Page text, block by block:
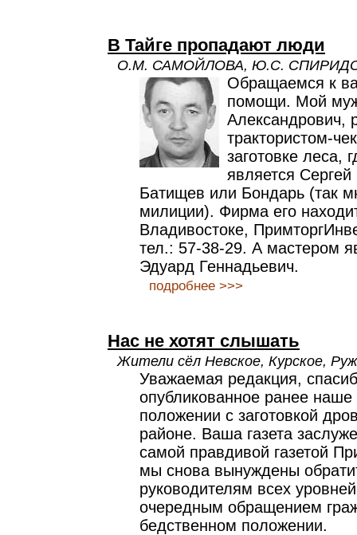
В Тайге пропадают люди
О.М. САМОЙЛОВА, Ю.С.
Обращаемся к
помощи. Мой
Александрович,
трактористом-
заготовке леса,
является
Батищев или Бондарь (так
милиции). Фирма его
Владивостоке,
тел.: 57-38-29. А мастером
Эдуард Геннадьевич.
подробнее >>>
Нас не хотят слышать
Жители сёл Невское, Курское,
Уважаемая редакция,
опубликованное ранее
положении с заготовкой
районе. Ваша газета
самой правдивой газетой
мы снова вынуждены
руководителям всех
очередным обращением
бедственном положении.